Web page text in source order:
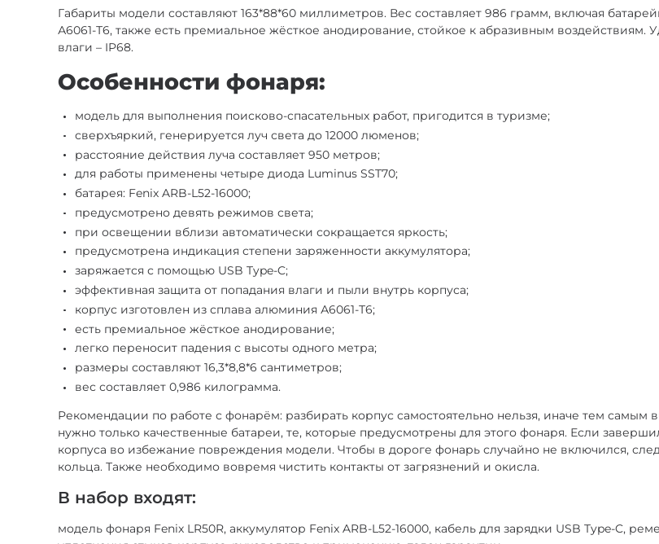
Габариты модели составляют 163*88*60 миллиметров. Вес составляет 986 грамм, включая
А6061-Т6, также есть премиальное жёсткое анодирование, стойкое к абразивным воздействиям.
влаги – IP68.
Особенности фонаря:
модель для выполнения поисково-спасательных работ, пригодится в туризме;
сверхъяркий, генерируется луч света до 12000 люменов;
расстояние действия луча составляет 950 метров;
для работы применены четыре диода Luminus SST70;
батарея: Fenix ARB-L52-16000;
предусмотрено девять режимов света;
при освещении вблизи автоматически сокращается яркость;
предусмотрена индикация степени заряженности аккумулятора;
заряжается с помощью USB Type-C;
эффективная защита от попадания влаги и пыли внутрь корпуса;
корпус изготовлен из сплава алюминия А6061-Т6;
есть премиальное жёсткое анодирование;
легко переносит падения с высоты одного метра;
размеры составляют 16,3*8,8*6 сантиметров;
вес составляет 0,986 килограмма.
Рекомендации по работе с фонарём: разбирать корпус самостоятельно нельзя, иначе тем самым
нужно только качественные батареи, те, которые предусмотрены для этого фонаря. Если
корпуса во избежание повреждения модели. Чтобы в дороге фонарь случайно не включился,
кольца. Также необходимо вовремя чистить контакты от загрязнений и окисла.
В набор входят:
модель фонаря Fenix LR50R, аккумулятор Fenix ARB-L52-16000, кабель для зарядки USB Type-C,